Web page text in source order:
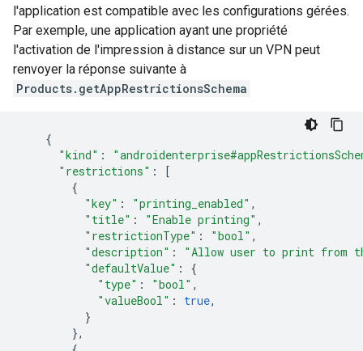
l'application est compatible avec les configurations gérées.
Par exemple, une application ayant une propriété
l'activation de l'impression à distance sur un VPN peut
renvoyer la réponse suivante à
Products.getAppRestrictionsSchema
{
"kind" :
"restrictions" :
[
{
"key" : "printing_enabled" ,
"title" : "Enable printing" ,
"restrictionType" : "bool" ,
"description" :
"Allow user to print from
"defaultValue" :
{
"type" : "bool" ,
"valueBool" : true,
}
},